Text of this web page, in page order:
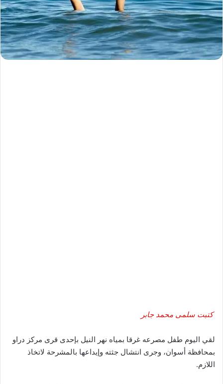
كتبت سلمى محمد جابر
لقي اليوم طفل مصرعه غرقا بمياه نهر النيل بإحدى قرى مركز دراو
بمحافظة أسوان، وجرى انتشال جثته وإيداعها بالمشرحة لاتخاذ
اللازم.